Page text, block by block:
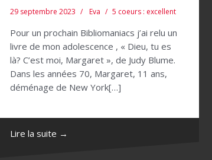
29 septembre 2023 Eva 5 coeurs : excellent
Pour un prochain Bibliomaniacs j’ai relu un
livre de mon adolescence , « Dieu, tu es
là? C’est moi, Margaret », de Judy Blume.
Dans les années 70, Margaret, 11 ans,
déménage de New York[…]
Lire la suite →